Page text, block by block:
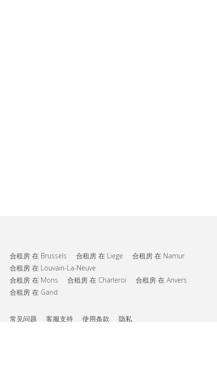
合租房 在 Brussels 合租房 在 Liege
合租房 在 Namur
合租房 在 Louvain-La-Neuve
合租房 在 Mons
合租房 在 Charleroi
合租房 在 Anvers
合租房 在 Gand
常见问题 客服支持 使用条款 隐私